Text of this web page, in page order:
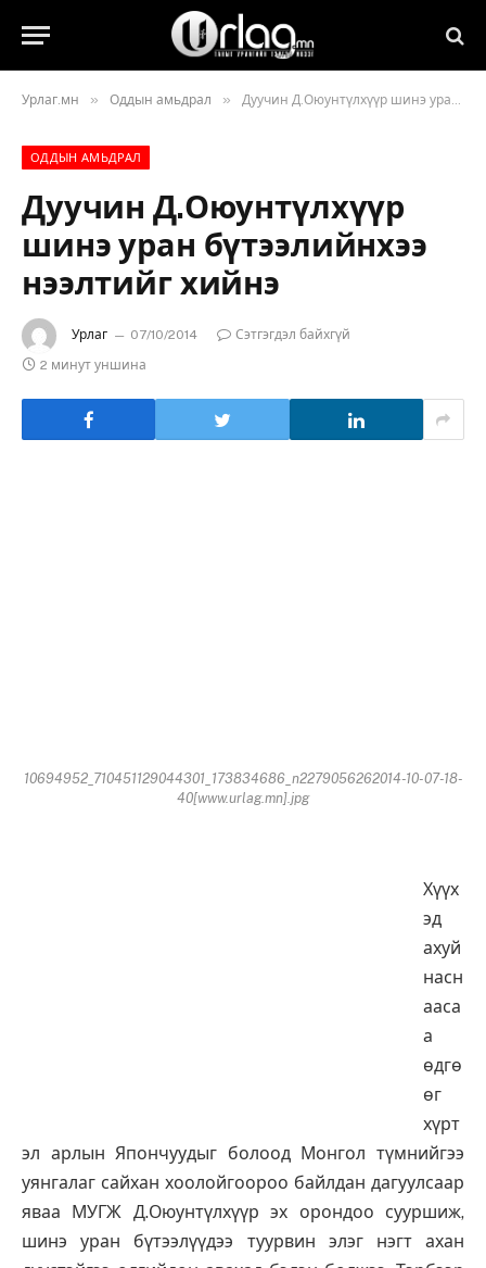
Урлаг.мн » Оддын амьдрал » Дуучин Д.Оюунтүлхүүр шинэ уран бүтээлийнхээ нээлтийг хийнэ
ОДДЫН АМЬДРАЛ
Дуучин Д.Оюунтүлхүүр
шинэ уран бүтээлийнхээ
нээлтийг хийнэ
Урлаг 07/10/2014
Сэтгэгдэл байхгүй
2 минут уншина
10694952_710451129044301_173834686_n2279056262014-10-07-18-
40[www.urlag.mn].jpg
Хүүх
эд
ахуй
насн
ааса
а
өдгө
өг
хүрт
эл арлын Япончуудыг болоод Монгол түмнийгээ
уянгалаг сайхан хоолойгоороо байлдан дагуулсаар
яваа МУГЖ Д.Оюунтүлхүүр эх орондоо сууршиж,
шинэ уран бүтээлүүдээ туурвин элэг нэгт ахан